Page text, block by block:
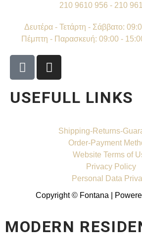
210 9610 956 - 210
Δευτέρα - Τετάρτη - Σάββατο:
Πέμπτη - Παρασκευή: 09:00 -
USEFULL LINKS
Shipping-Returns-
Order-Payment
Website Terms of
Privacy Policy
Personal Data
Copyright © Fontana |
MODERN